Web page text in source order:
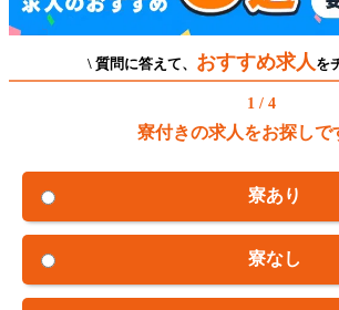
\ 質問に答えて、 おすすめ求人 を
1 / 4
寮付きの求人をお探しで
寮あり
寮なし